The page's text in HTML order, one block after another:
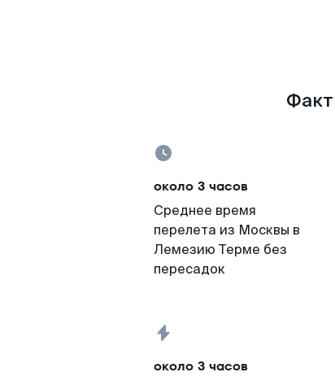
около 3 часов
Среднее время
перелета из Москвы в
Лемезию Терме без
пересадок
около 3 часов